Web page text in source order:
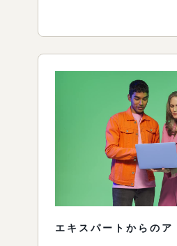
エキスパートからのア